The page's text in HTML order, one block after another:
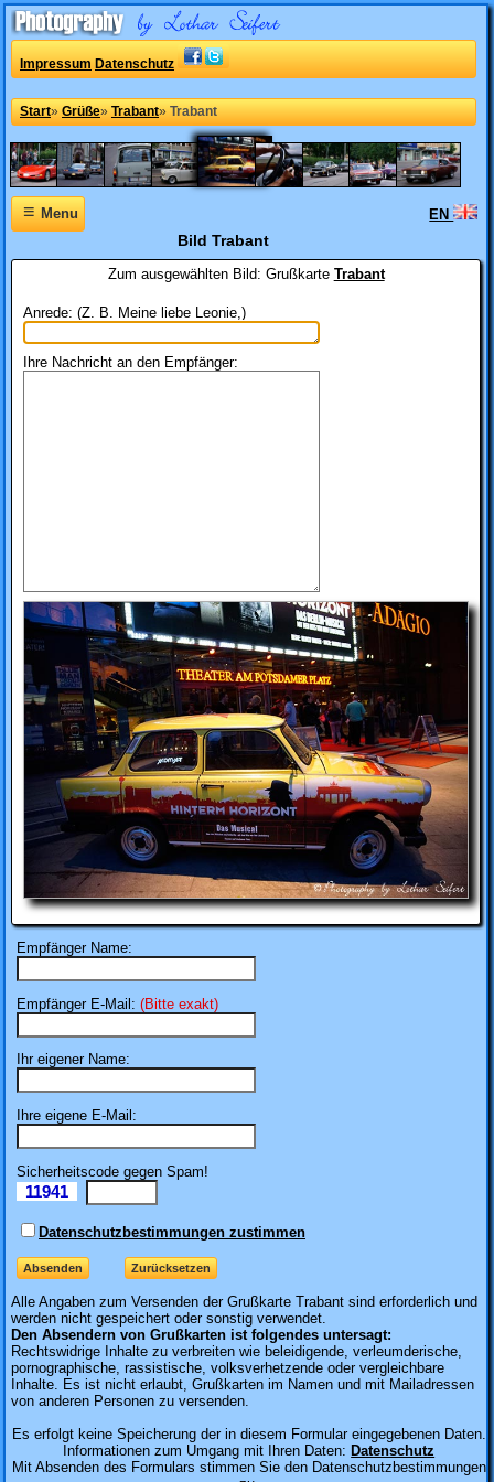
Impressum Datenschutz
Start» Grüße» Trabant» Trabant
≡Menu EN
Bild Trabant
Zum ausgewählten Bild: Grußkarte Trabant
Anrede: (Z. B. Meine liebe Leonie,)
Ihre Nachricht an den Empfänger:
Empfänger Name:
Empfänger E-Mail: (Bitte exakt)
Ihr eigener Name:
Ihre eigene E-Mail:
Sicherheitscode gegen Spam!
11941
Datenschutzbestimmungen zustimmen
Alle Angaben zum Versenden der Grußkarte Trabant sind erforderlich und
werden nicht gespeichert oder sonstig verwendet.
Den Absendern von Grußkarten ist folgendes untersagt:
Rechtswidrige Inhalte zu verbreiten wie beleidigende, verleumderische,
pornographische, rassistische, volksverhetzende oder vergleichbare
Inhalte. Es ist nicht erlaubt, Grußkarten im Namen und mit Mailadressen
von anderen Personen zu versenden.
Es erfolgt keine Speicherung der in diesem Formular eingegebenen Daten.
Informationen zum Umgang mit Ihren Daten:Datenschutz
Mit Absenden des Formulars stimmen Sie den Datenschutzbestimmungen